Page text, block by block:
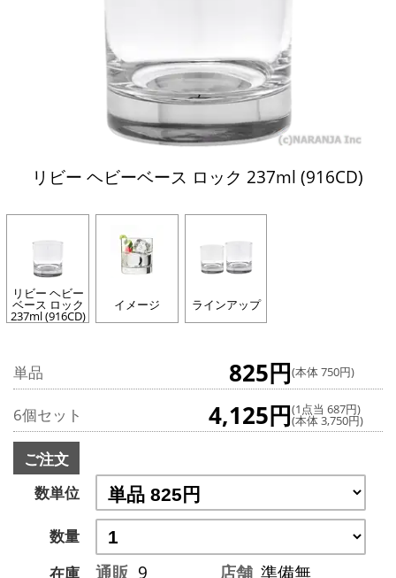
リビー ヘビーベース ロック 237ml (916CD)
リビー ヘビー
ベース ロック
237ml (916CD)
イメージ ラインアップ
単品 825円(本体 750円)
6個セット 4,125円(1点当 687円)
(本体 3,750円)
ご注文
数単位
数量
在庫
通販 9 店舗 準備無